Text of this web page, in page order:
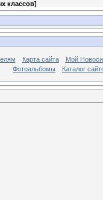
классов]
Карта сайта
Мой
Фотоальбомы
Каталог